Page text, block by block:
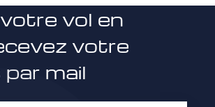
vol en
votre
mail